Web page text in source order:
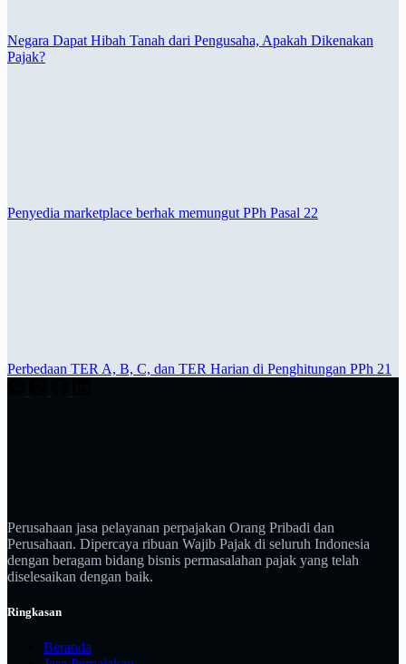
Negara Dapat Hibah Tanah dari Pengusaha, Apakah Dikenakan
Pajak?
Penyedia marketplace berhak memungut PPh Pasal 22
Perbedaan TER A, B, C, dan TER Harian di Penghitungan PPh 21
Perusahaan jasa pelayanan perpajakan Orang Pribadi dan
Perusahaan. Dipercaya ribuan Wajib Pajak di seluruh Indonesia
dengan beragam bidang bisnis permasalahan pajak yang telah
diselesaikan dengan baik.
Ringkasan
Beranda